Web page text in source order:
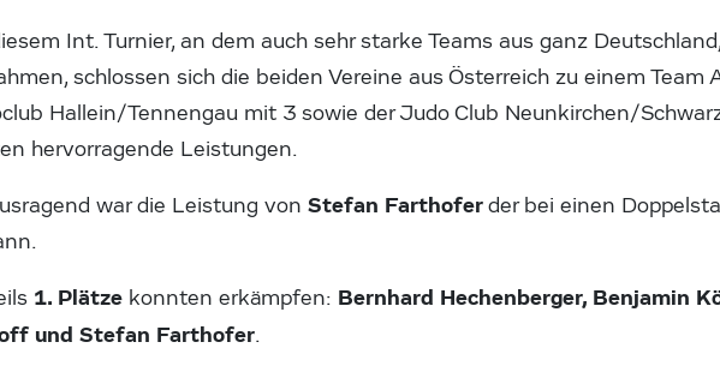
Int. Turnier, an dem auch sehr starke Teams aus ganz
schlossen sich die beiden Vereine aus Österreich zu einem Team
Hallein/Tennengau mit 3 sowie der Judo Club Neunkirchen/
hervorragende Leistungen.
war die Leistung vonStefan Farthoferder bei einen
1. Plätze konnten erkämpfen: Bernhard Hechenberger, Benjamin
und Stefan Farthofer.